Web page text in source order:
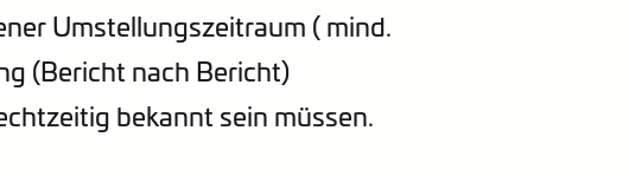
Umstellungszeitraum ( mind.
(Bericht nach Bericht)
bekannt sein müssen.